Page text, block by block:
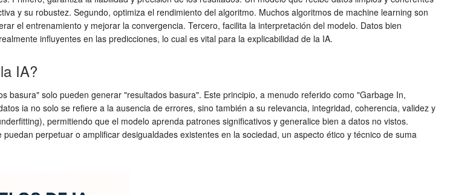
y su robustez. Segundo, optimiza el rendimiento del algoritmo. Muchos algoritmos de machine learning son
el entrenamiento y mejorar la convergencia. Tercero, facilita la interpretación del modelo. Datos bien
influyentes en las predicciones, lo cual es vital para la explicabilidad de la IA.
IA?
solo pueden generar "resultados basura". Este principio, a menudo referido como "Garbage In,
ia no solo se refiere a la ausencia de errores, sino también a su relevancia, integridad, coherencia, validez y
permitiendo que el modelo aprenda patrones significativos y generalice bien a datos no vistos.
perpetuar o amplificar desigualdades existentes en la sociedad, un aspecto ético y técnico de suma